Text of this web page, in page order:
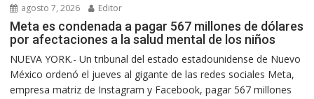
agosto 7, 2026 Editor
Meta es condenada a pagar 567 millones de dólares
por afectaciones a la salud mental de los niños
NUEVA YORK.- Un tribunal del estado estadounidense de Nuevo
México ordenó el jueves al gigante de las redes sociales Meta,
empresa matriz de Instagram y Facebook, pagar 567 millones